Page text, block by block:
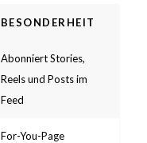
BESONDERHEIT
Abonniert Stories,
Reels und Posts im
Feed
For-You-Page